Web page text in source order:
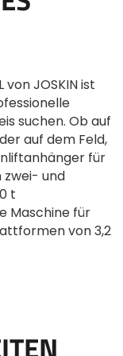
JOSKIN ist
suchen. Ob auf
auf dem Feld,
für
zwei- und
t
Maschine für
von 3,2